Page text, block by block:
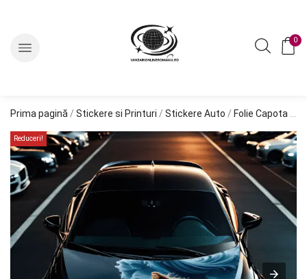
0
Prima pagină / Stickere si Printuri / Stickere Auto / Folie Capota "HOOD ART"
Reduceri!